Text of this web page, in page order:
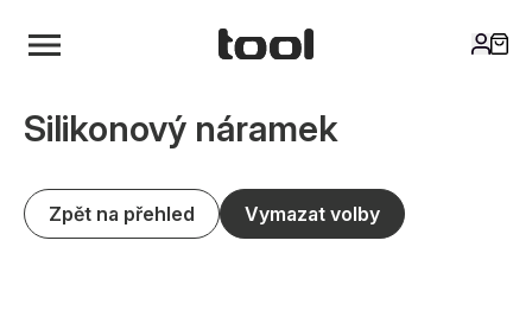
Silikonový náramek
Zpět na přehled Vymazat volby